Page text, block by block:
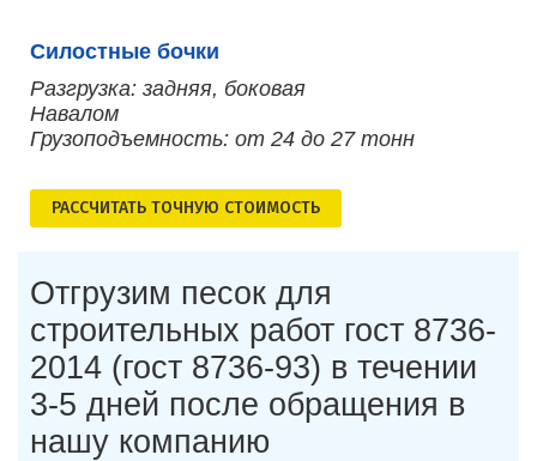
Силостные бочки
Разгрузка: задняя, боковая
Навалом
Грузоподъемность: от 24 до 27 тонн
РАСCЧИТАТЬ ТОЧНУЮ СТОИМОСТЬ
Отгрузим песок для
строительных работ гост 8736-
2014 (гост 8736-93) в течении
3-5 дней после обращения в
нашу компанию